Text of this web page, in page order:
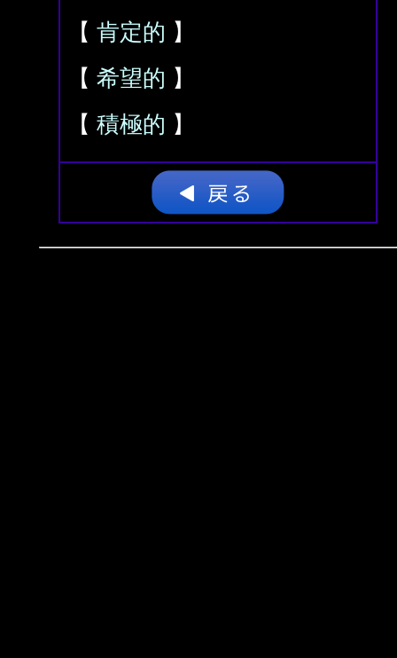
【 肯定的 】
【 希望的 】
【 積極的 】